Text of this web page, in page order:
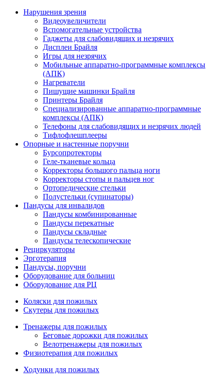
Нарушения зрения
Видеоувеличители
Вспомогательные устройства
Гаджеты для слабовидящих и незрячих
Дисплеи Брайля
Игры для незрячих
Мобильные аппаратно-программные комплексы
(АПК)
Нагреватели
Пишущие машинки Брайля
Принтеры Брайля
Специализированные аппаратно-программные
комплексы (АПК)
Телефоны для слабовидящих и незрячих людей
Тифлофлешплееры
Опорные и настенные поручни
Бурсопротекторы
Геле-тканевые кольца
Корректоры большого пальца ноги
Корректоры стопы и пальцев ног
Ортопедические стельки
Полустельки (супинаторы)
Пандусы для инвалидов
Пандусы комбинированные
Пандусы перекатные
Пандусы складные
Пандусы телескопические
Рециркуляторы
Эрготерапия
Пандусы, поручни
Оборудование для больниц
Оборудование для РЦ
Коляски для пожилых
Скутеры для пожилых
Тренажеры для пожилых
Беговые дорожки для пожилых
Велотренажеры для пожилых
Физиотерапия для пожилых
Ходунки для пожилых